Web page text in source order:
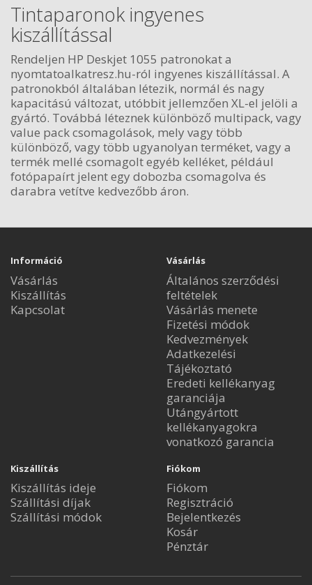
Tintaparonok ingyenes
kiszállítással
Rendeljen HP Deskjet 1055 patronokat a
nyomtatoalkatresz.hu-ról ingyenes kiszállítással. A
patronokból általában létezik, normál és nagy
kapacitású változat, utóbbit jellemzően XL-el jelöli a
gyártó. Továbbá léteznek különböző multipack, vagy
value pack csomagolások, mely vagy több
különböző, vagy több ugyanolyan terméket, vagy a
termék mellé csomagolt egyéb kelléket, például
fotópapaírt jelent egy dobozba csomagolva és
darabra vetítve kedvezőbb áron.
Információ
Vásárlás
Kiszállítás
Kapcsolat
Vásárlás
Általános szerződési
feltételek
Vásárlás menete
Fizetési módok
Kedvezmények
Adatkezelési
Tájékoztató
Eredeti kellékanyag
garanciája
Utángyártott
kellékanyagokra
vonatkozó garancia
Kiszállítás
Kiszállítás ideje
Szállítási díjak
Szállítási módok
Fiókom
Fiókom
Regisztráció
Bejelentkezés
Kosár
Pénztár